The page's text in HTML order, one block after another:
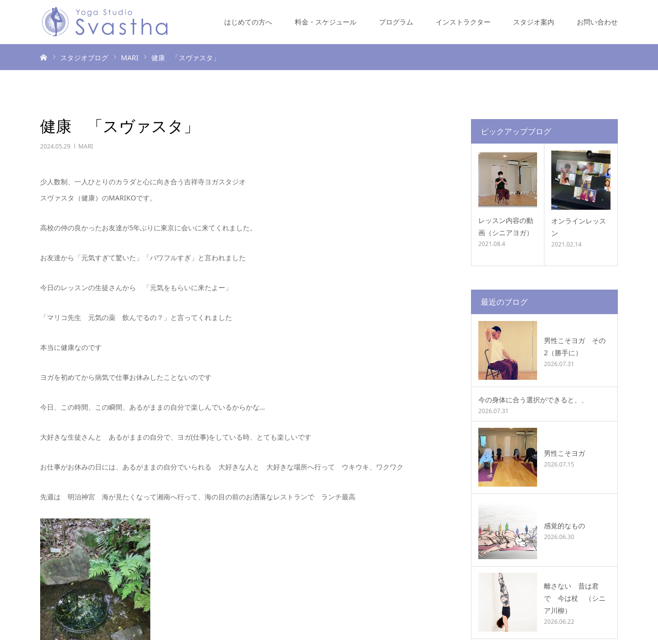
はじめての方へ 料金・スケジュール プログラム インストラクター スタジオ案内 お問い合わせ
スタジオブログ MARI 健康 「スヴァスタ」
健康 「スヴァスタ」
2024.05.29 MARI
少人数制、一人ひとりのカラダと心に向き合う吉祥寺ヨガスタジオ
スヴァスタ（健康）のMARIKOです。
高校の仲の良かったお友達が5年ぶりに東京に会いに来てくれました。
お友達から「元気すぎて驚いた」「パワフルすぎ」と言われました
今日のレッスンの生徒さんから 「元気をもらいに来たよー」
「マリコ先生 元気の薬 飲んでるの？」と言ってくれました
本当に健康なのです
ヨガを初めてから病気で仕事お休みしたことないのです
今日、この時間、この瞬間、あるがままの自分で楽しんでいるからかな…
大好きな生徒さんと あるがままの自分で、ヨガ(仕事)をしている時、とても楽しいです
お仕事がお休みの日には、あるがままの自分でいられる 大好きな人と 大好きな場所へ行って ウキウキ、ワクワク
先週は 明治神宮 海が見たくなって湘南へ行って、海の目の前のお洒落なレストランで ランチ最高
ピックアップブログ
レッスン内容の動
画（シニアヨガ）
2021.08.4
オンラインレッス
ン
2021.02.14
最近のブログ
男性こそヨガ その
2（勝手に）
2026.07.31
今の身体に合う選択ができると、、
2026.07.31
男性こそヨガ
2026.07.15
感覚的なもの
2026.06.30
離さない 昔は君
で 今は杖 （シニ
ア川柳）
2026.06.22